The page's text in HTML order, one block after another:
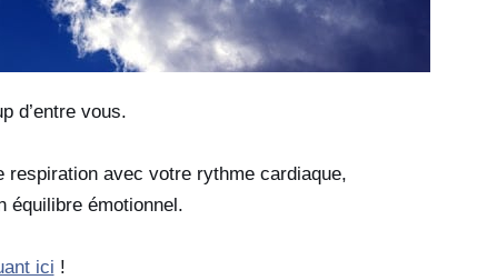
d’entre vous.
avec votre rythme cardiaque,
équilibre émotionnel.
ici !